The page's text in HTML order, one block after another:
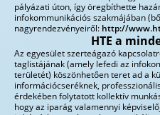
pályázati úton, így öregbíthette
infokommunikációs szakmájában
nagyrendezvényeiről: http://
HTE a
Az egyesület szerteágazó
taglistájának (amely lefedi az
területét) köszönhetően teret ad a
információcseréknek,
érdekében folytatott kollektív
hogy az iparág valamennyi